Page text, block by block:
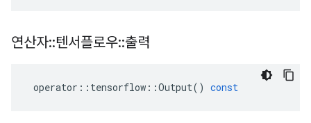
연산자::텐서플로우::출력
operator :: tensorflow ::Output() const